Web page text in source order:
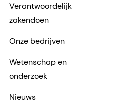
Verantwoordelijk
zakendoen
Onze bedrijven
Wetenschap en
onderzoek
Nieuws